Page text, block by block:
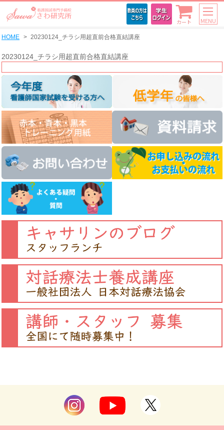
カート MENU
HOME 20230124_チラシ用超直前合格直結講座
20230124_チラシ用超直前合格直結講座